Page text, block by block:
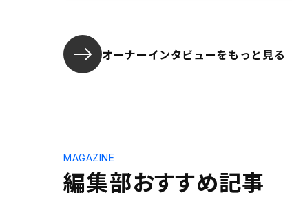
オーナーインタビューをもっと見る
編集部おすすめ記事
MAGAZINE